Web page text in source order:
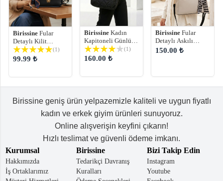
Birissine Fular
Detaylı Kilit
Kapaklı Kadın
Omuz Çantası
(1)
99.99 ₺
Birissine Kadın
Kapitoneli Günlük
Çapraz Çanta
(1)
160.00 ₺
Birissine Fular
Detaylı Askılı
Kadın Omuz
150.00 ₺
Birissine geniş ürün yelpazemizle kaliteli ve uygun fiyatlı
kadın ve erkek giyim ürünleri sunuyoruz.
Online alışverişin keyfini çıkarın!
Hızlı teslimat ve güvenli ödeme imkanı.
Kurumsal
Hakkımızda
İş Ortaklarımız
Birissine
Tedarikçi Davranış
Kuralları
Bizi Takip Edin
Instagram
Youtube